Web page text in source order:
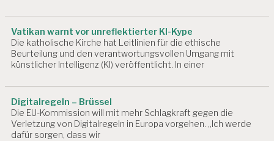
F
Ä
H
I
G
EI
T
A
R
Vatikan warnt vor unreflektierter KI-Kype
Die katholische Kirche hat Leitlinien für die ethische
Beurteilung und den verantwortungsvollen Umgang mit
künstlicher Intelligenz (KI) veröffentlicht. In einer
Digitalregeln – Brüssel
Die EU-Kommission will mit mehr Schlagkraft gegen die
Verletzung von Digitalregeln in Europa vorgehen. „Ich werde
dafür sorgen, dass wir